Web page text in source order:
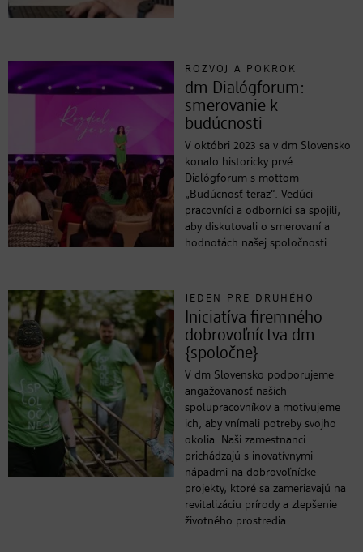
ROZVOJ A POKROK
dm Dialógforum:
smerovanie k
budúcnosti
V októbri 2023 sa v dm Slovensko
konalo historicky prvé
Dialógforum s mottom
„Budúcnosť teraz“. Vedúci
pracovníci a odborníci sa spojili,
aby diskutovali o smerovaní a
hodnotách našej spoločnosti.
JEDEN PRE DRUHÉHO
Iniciatíva firemného
dobrovoľníctva dm
{spoločne}
V dm Slovensko podporujeme
angažovanosť našich
spolupracovníkov a motivujeme
ich, aby vnímali potreby svojho
okolia. Naši zamestnanci
prichádzajú s inovatívnymi
nápadmi na dobrovoľnícke
projekty, ktoré sa zameriavajú na
revitalizáciu prírody a zlepšenie
životného prostredia.